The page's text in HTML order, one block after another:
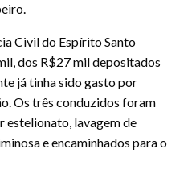
Civil do Espírito Santo
dos R$27 mil depositados
já tinha sido gasto por
Os três conduzidos foram
estelionato, lavagem de
e encaminhados para o